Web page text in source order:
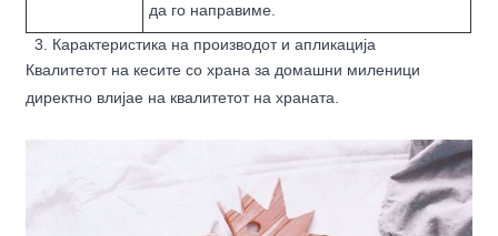
да го направиме.
3. Карактеристика на производот и апликација
Квалитетот на кесите со храна за домашни миленици
директно влијае на квалитетот на храната.